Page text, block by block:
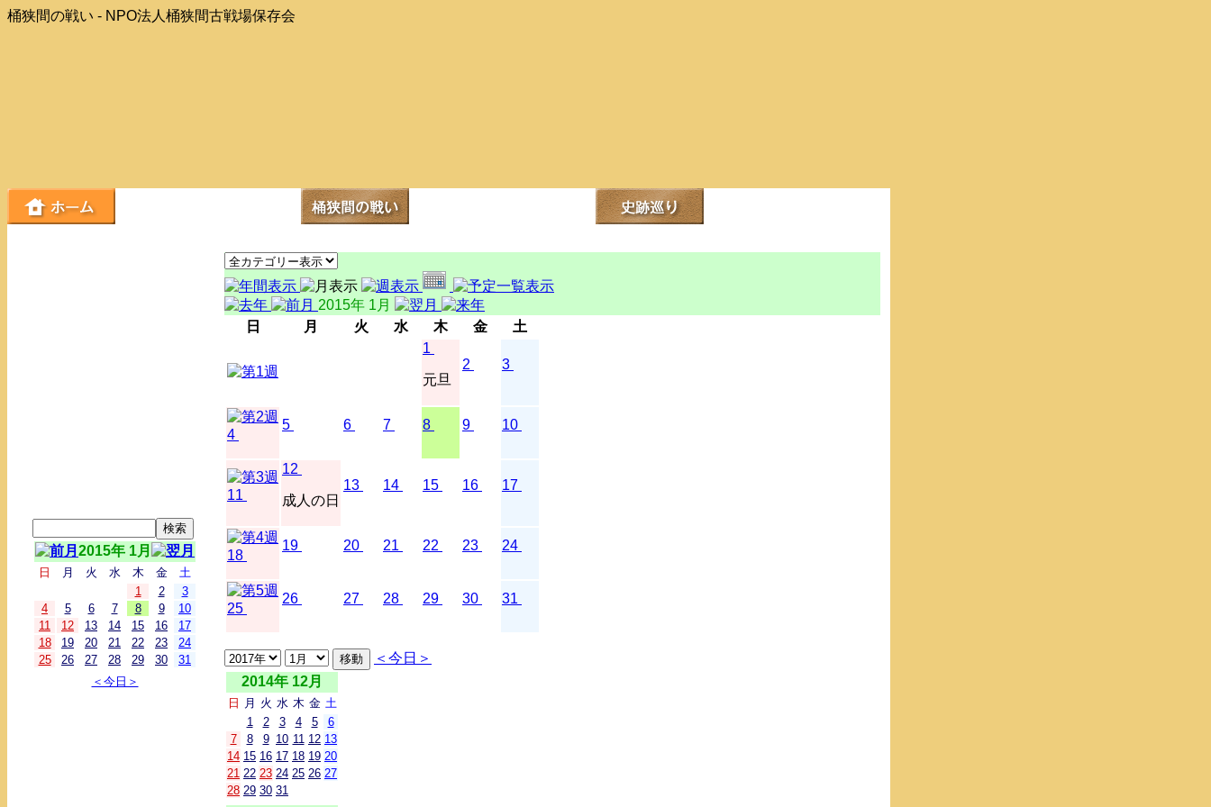
桶狭間の戦い - NPO法人桶狭間古戦場保存会
2015年 1月
日 月 火 水 木 金
土
1
2
3
4
5 6 7 8 9
10
11
12 13 14 15 16
17
18
19 20 21 22 23
24
25
26 27 28 29 30
31
＜今日＞
2015年 1月
日
月 火 水 木 金
土
1
元旦
2 3
4
5 6 7 8 9 10
11
12
成人の日
13 14 15 16 17
18
19 20 21 22 23 24
25
26 27 28 29 30 31
＜今日＞
2014年 12月
日 月 火 水 木 金 土
1
2 3 4 5
6
7
8 9 10 11 12 13
14 15 16 17 18 19 20
21 22 23 24 25 26 27
28 29 30 31